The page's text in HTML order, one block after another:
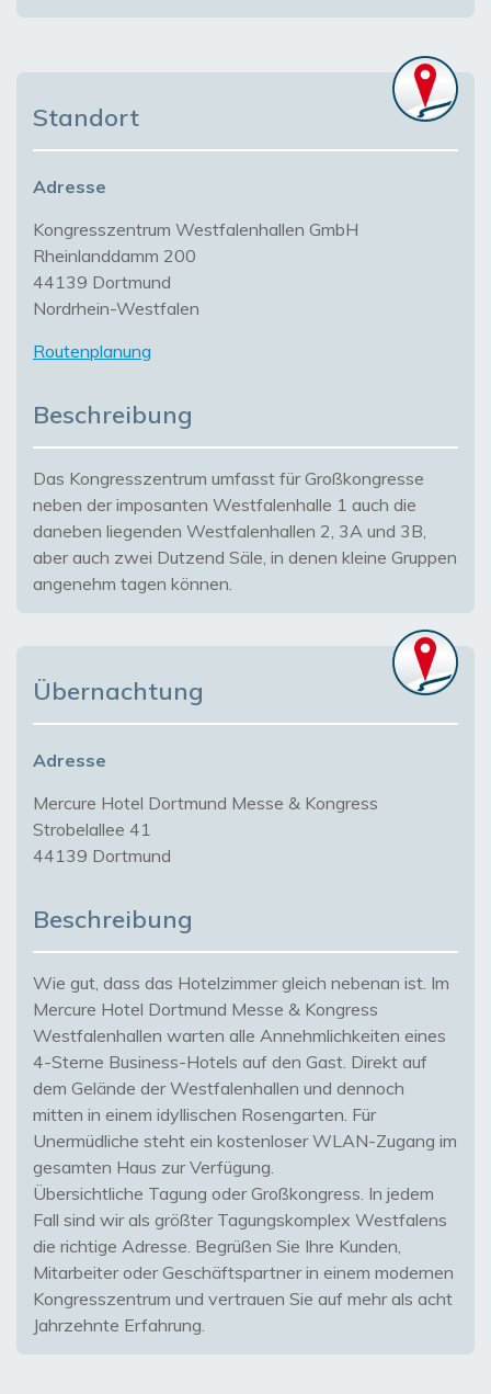
Standort
Adresse
Kongresszentrum Westfalenhallen GmbH
Rheinlanddamm 200
44139 Dortmund
Nordrhein-Westfalen
Routenplanung
Beschreibung
Das Kongresszentrum umfasst für Großkongresse
neben der imposanten Westfalenhalle 1 auch die
daneben liegenden Westfalenhallen 2, 3A und 3B,
aber auch zwei Dutzend Säle, in denen kleine Gruppen
angenehm tagen können.
Übernachtung
Adresse
Mercure Hotel Dortmund Messe & Kongress
Strobelallee 41
44139 Dortmund
Beschreibung
Wie gut, dass das Hotelzimmer gleich nebenan ist. Im
Mercure Hotel Dortmund Messe & Kongress
Westfalenhallen warten alle Annehmlichkeiten eines
4-Sterne Business-Hotels auf den Gast. Direkt auf
dem Gelände der Westfalenhallen und dennoch
mitten in einem idyllischen Rosengarten. Für
Unermüdliche steht ein kostenloser WLAN-Zugang im
gesamten Haus zur Verfügung.
Übersichtliche Tagung oder Großkongress. In jedem
Fall sind wir als größter Tagungskomplex Westfalens
die richtige Adresse. Begrüßen Sie Ihre Kunden,
Mitarbeiter oder Geschäftspartner in einem modernen
Kongresszentrum und vertrauen Sie auf mehr als acht
Jahrzehnte Erfahrung.